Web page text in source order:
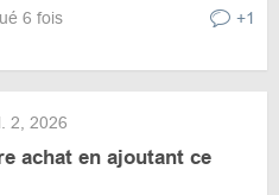
6 fois +1
2, 2026
achat en ajoutant ce